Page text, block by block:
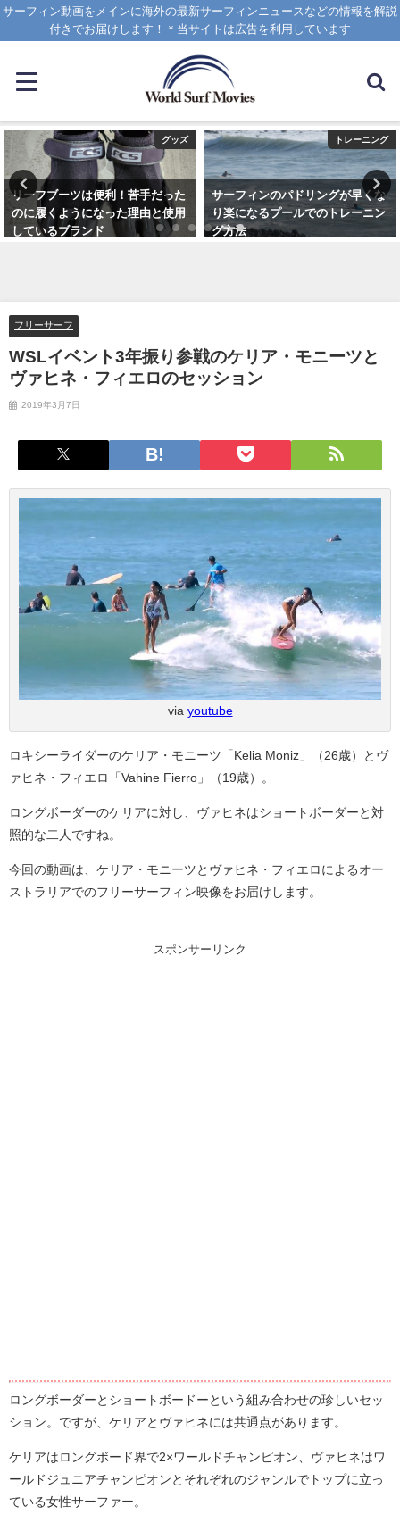
サーフィン動画をメインに海外の最新サーフィンニュースなどの情報を解説
付きでお届けします！＊当サイトは広告を利用しています
グッズ
リーフブーツは便利！苦手だった
のに履くようになった理由と使用
しているブランド
トレーニング
サーフィンのパドリングが早くな
り楽になるプールでのトレーニン
グ方法
フリーサーフ
WSLイベント3年振り参戦のケリア・モニーツと
ヴァヒネ・フィエロのセッション
2019年3月7日
via youtube
ロキシーライダーのケリア・モニーツ「Kelia Moniz」（26歳）とヴ
ァヒネ・フィエロ「Vahine Fierro」（19歳）。
ロングボーダーのケリアに対し、ヴァヒネはショートボーダーと対
照的な二人ですね。
今回の動画は、ケリア・モニーツとヴァヒネ・フィエロによるオー
ストラリアでのフリーサーフィン映像をお届けします。
スポンサーリンク
ロングボーダーとショートボードーという組み合わせの珍しいセッ
ション。ですが、ケリアとヴァヒネには共通点があります。
ケリアはロングボード界で2×ワールドチャンピオン、ヴァヒネはワ
ールドジュニアチャンピオンとそれぞれのジャンルでトップに立っ
ている女性サーファー。